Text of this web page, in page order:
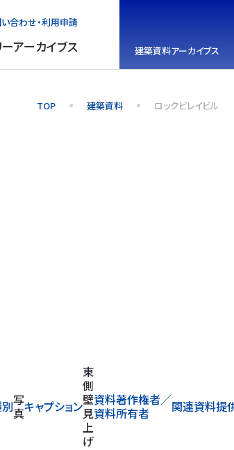
合わせ・利用申請
アーカイブス 建築資料アーカイブス
TOP 建築資料 ロックビレイビル
写
真キャプション
東
側
壁
見
上
げ
資料著作権者／
資料所有者
関連資料提